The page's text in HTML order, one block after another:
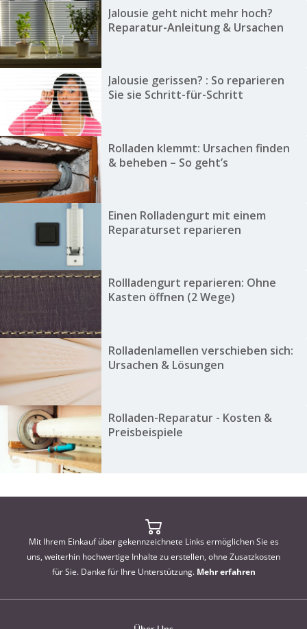
Jalousie geht nicht mehr hoch?
Reparatur-Anleitung & Ursachen
Jalousie gerissen? : So reparieren
Sie sie Schritt-für-Schritt
Rolladen klemmt: Ursachen finden
& beheben – So geht’s
Einen Rolladengurt mit einem
Reparaturset reparieren
Rollladengurt reparieren: Ohne
Kasten öffnen (2 Wege)
Rolladenlamellen verschieben sich:
Ursachen & Lösungen
Rolladen-Reparatur - Kosten &
Preisbeispiele
Mit Ihrem Einkauf über gekennzeichnete Links ermöglichen Sie es
uns, weiterhin hochwertige Inhalte zu erstellen, ohne Zusatzkosten
für Sie. Danke für Ihre Unterstützung. Mehr erfahren